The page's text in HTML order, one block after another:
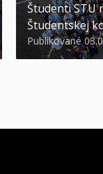
Študenti STU
Študentskej
Publikované